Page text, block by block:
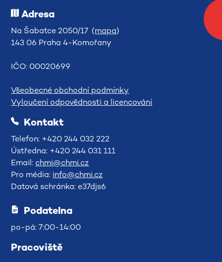
Adresa
Na Šabatce 2050/17 (mapa)
143 06 Praha 4-Komořany
IČO: 00020699
Všeobecné obchodní podmínky
Vyloučení odpovědnosti a licencování
Kontakt
Telefon: +420 244 032 222
Ústředna: +420 244 031 111
Email: chmi@chmi.cz
Pro média: info@chmi.cz
Datová schránka: e37djs6
Podatelna
po-pá: 7:00-14:00
Pracoviště